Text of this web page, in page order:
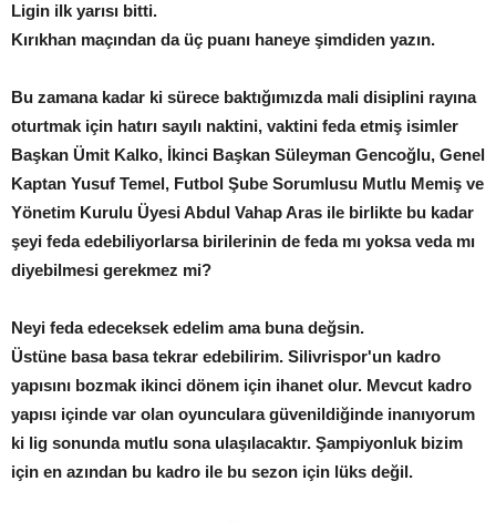
Ligin ilk yarısı bitti.
Kırıkhan maçından da üç puanı haneye şimdiden yazın.
Bu zamana kadar ki sürece baktığımızda mali disiplini rayına
oturtmak için hatırı sayılı naktini, vaktini feda etmiş isimler
Başkan Ümit Kalko, İkinci Başkan Süleyman Gencoğlu, Genel
Kaptan Yusuf Temel, Futbol Şube Sorumlusu Mutlu Memiş ve
Yönetim Kurulu Üyesi Abdul Vahap Aras ile birlikte bu kadar
şeyi feda edebiliyorlarsa birilerinin de feda mı yoksa veda mı
diyebilmesi gerekmez mi?
Neyi feda edeceksek edelim ama buna değsin.
Üstüne basa basa tekrar edebilirim. Silivrispor'un kadro
yapısını bozmak ikinci dönem için ihanet olur. Mevcut kadro
yapısı içinde var olan oyunculara güvenildiğinde inanıyorum
ki lig sonunda mutlu sona ulaşılacaktır. Şampiyonluk bizim
için en azından bu kadro ile bu sezon için lüks değil.